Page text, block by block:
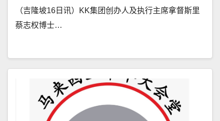
（吉隆坡16日讯）KK集团创办人及执行主席拿督斯里
蔡志权博士…